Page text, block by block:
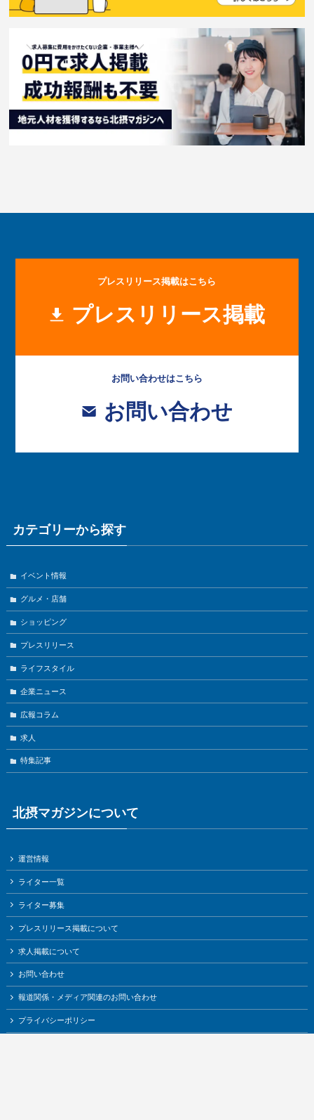
プレスリリース掲載はこちら
プレスリリース掲載
お問い合わせはこちら
お問い合わせ
カテゴリーから探す
イベント情報
グルメ・店舗
ショッピング
プレスリリース
ライフスタイル
企業ニュース
広報コラム
求人
特集記事
北摂マガジンについて
運営情報
ライター一覧
ライター募集
プレスリリース掲載について
求人掲載について
お問い合わせ
報道関係・メディア関連のお問い合わせ
プライバシーポリシー